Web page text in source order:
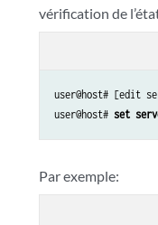
vérification de
user@host# [edit
user@host# set
Par exemple: